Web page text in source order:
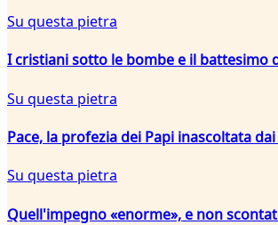
Su questa pietra
I cristiani sotto le bombe e il battesimo
Su questa pietra
Pace, la profezia dei Papi inascoltata
Su questa pietra
Quell'impegno «enorme», e non